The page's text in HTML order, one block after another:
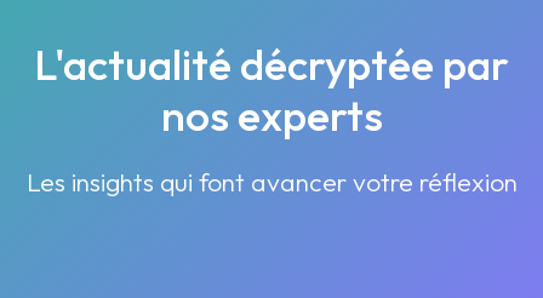
L'actualité décryptée par
nos experts
Les insights qui font avancer votre réflexion